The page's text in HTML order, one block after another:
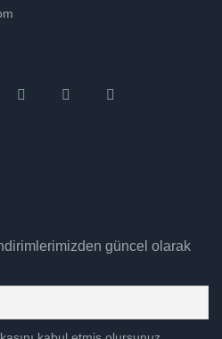
Amazon Pinterest
güncel olarak